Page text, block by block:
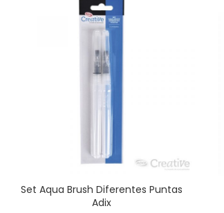
Set Aqua Brush Diferentes Puntas
Adix